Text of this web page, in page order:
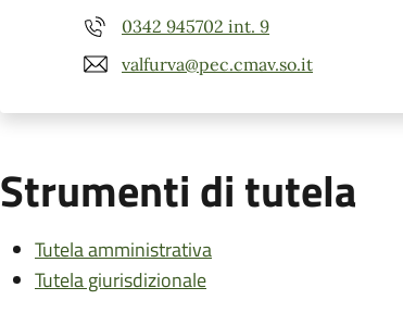
0342 945702 int. 9
valfurva@pec.cmav.so.it
Strumenti di tutela
Tutela amministrativa
Tutela giurisdizionale